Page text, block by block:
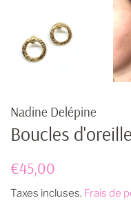
Nadine Delépine
Boucles
Prix
€45,00
Taxes incluses. Frais de